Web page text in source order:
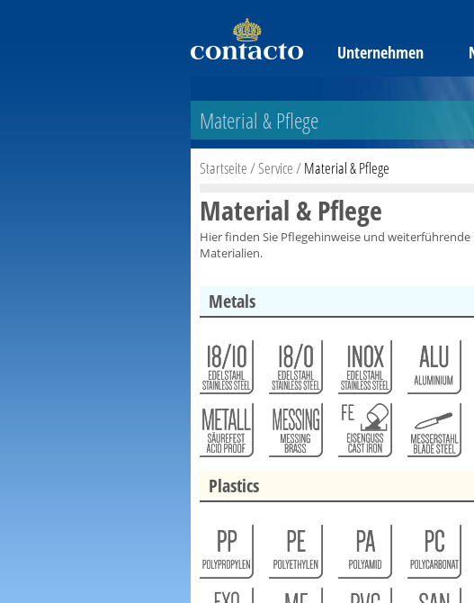
Unternehmen
Material & Pflege
Startseite/Service/Material & Pflege
Material & Pflege
Hier finden Sie Pflegehinweise und
Materialien.
Metals
Plastics